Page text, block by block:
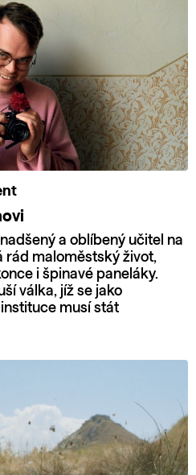
nadšený a oblíbený učitel na
rád maloměstský život,
i špinavé paneláky.
válka, jíž se jako
musí stát